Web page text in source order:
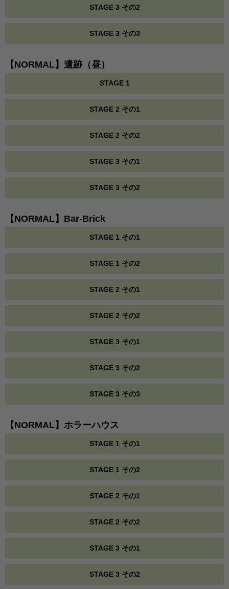
STAGE 3 その2
STAGE 3 その3
【NORMAL】遺跡（昼）
STAGE 1
STAGE 2 その1
STAGE 2 その2
STAGE 3 その1
STAGE 3 その2
【NORMAL】Bar-Brick
STAGE 1 その1
STAGE 1 その2
STAGE 2 その1
STAGE 2 その2
STAGE 3 その1
STAGE 3 その2
STAGE 3 その3
【NORMAL】ホラーハウス
STAGE 1 その1
STAGE 1 その2
STAGE 2 その1
STAGE 2 その2
STAGE 3 その1
STAGE 3 その2